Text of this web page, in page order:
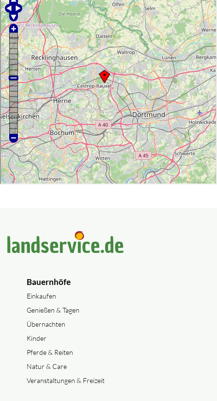
Bauernhöfe
Einkaufen
Genießen & Tagen
Übernachten
Kinder
Pferde & Reiten
Natur & Care
Veranstaltungen & Freizeit